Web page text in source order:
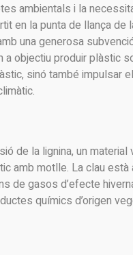
ambientals i la
en la punta de llança de
una generosa
a objectiu produir plàstic
sinó també impulsar
de la lignina, un
amb motlle. La clau
de gasos d’efecte
químics d’origen